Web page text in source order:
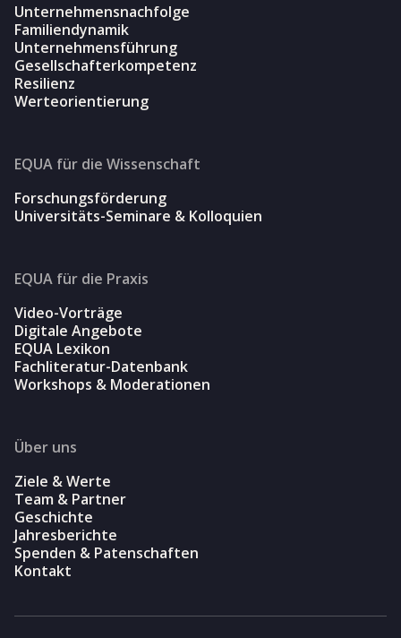
Unternehmensnachfolge
Familiendynamik
Unternehmensführung
Gesellschafterkompetenz
Resilienz
Werteorientierung
EQUA für die Wissenschaft
Forschungsförderung
Universitäts-Seminare & Kolloquien
EQUA für die Praxis
Video-Vorträge
Digitale Angebote
EQUA Lexikon
Fachliteratur-Datenbank
Workshops & Moderationen
Über uns
Ziele & Werte
Team & Partner
Geschichte
Jahresberichte
Spenden & Patenschaften
Kontakt